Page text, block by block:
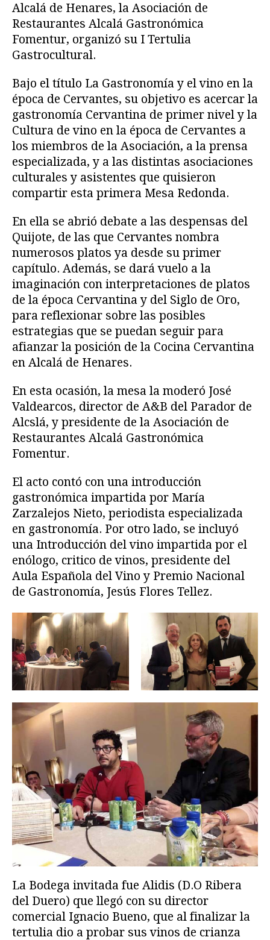
Alcalá de Henares, la Asociación de
Restaurantes Alcalá Gastronómica
Fomentur, organizó su I Tertulia
Gastrocultural.
Bajo el título La Gastronomía y el vino en la
época de Cervantes, su objetivo es acercar la
gastronomía Cervantina de primer nivel y la
Cultura de vino en la época de Cervantes a
los miembros de la Asociación, a la prensa
especializada, y a las distintas asociaciones
culturales y asistentes que quisieron
compartir esta primera Mesa Redonda.
En ella se abrió debate a las despensas del
Quijote, de las que Cervantes nombra
numerosos platos ya desde su primer
capítulo. Además, se dará vuelo a la
imaginación con interpretaciones de platos
de la época Cervantina y del Siglo de Oro,
para reflexionar sobre las posibles
estrategias que se puedan seguir para
afianzar la posición de la Cocina Cervantina
en Alcalá de Henares.
En esta ocasión, la mesa la moderó José
Valdearcos, director de A&B del Parador de
Alcslá, y presidente de la Asociación de
Restaurantes Alcalá Gastronómica
Fomentur.
El acto contó con una introducción
gastronómica impartida por María
Zarzalejos Nieto, periodista especializada
en gastronomía. Por otro lado, se incluyó
una Introducción del vino impartida por el
enólogo, critico de vinos, presidente del
Aula Española del Vino y Premio Nacional
de Gastronomía, Jesús Flores Tellez.
La Bodega invitada fue Alidis (D.O Ribera
del Duero) que llegó con su director
comercial Ignacio Bueno, que al finalizar la
tertulia dio a probar sus vinos de crianza